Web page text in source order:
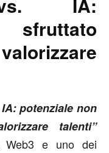
sfruttato
potenziale non
talenti”
Web3 e uno dei